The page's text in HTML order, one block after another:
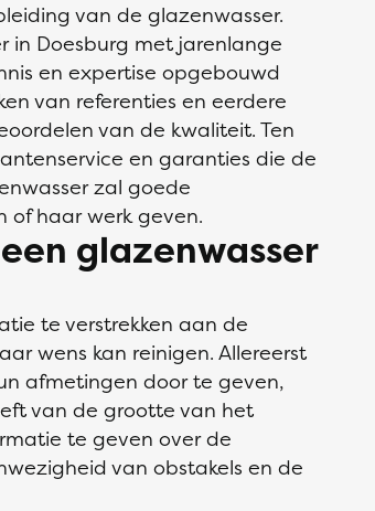
van de glazenwasser.
in Doesburg met jarenlange
en expertise opgebouwd
van referenties en eerdere
van de kwaliteit. Ten
en garanties die de
zal goede
of haar werk geven.
glazenwasser
te verstrekken aan de
wens kan reinigen. Allereerst
afmetingen door te geven,
van de grootte van het
te geven over de
van obstakels en de